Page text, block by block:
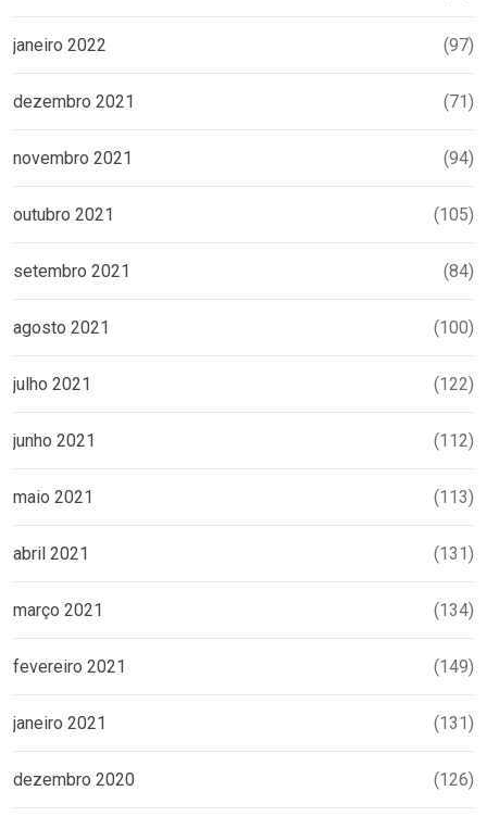
janeiro 2022 (97)
dezembro 2021 (71)
novembro 2021 (94)
outubro 2021 (105)
setembro 2021 (84)
agosto 2021 (100)
julho 2021 (122)
junho 2021 (112)
maio 2021 (113)
abril 2021 (131)
março 2021 (134)
fevereiro 2021 (149)
janeiro 2021 (131)
dezembro 2020 (126)